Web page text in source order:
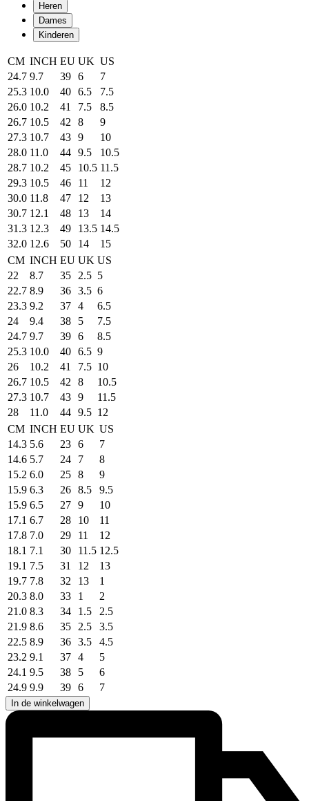
Heren
Dames
Kinderen
CM INCH EU UK US
24.7 9.7 39 6
7
25.3 10.0 40 6.5
7.5
26.0 10.2 41 7.5
8.5
26.7 10.5 42 8
9
27.3 10.7 43 9
10
28.0 11.0 44 9.5
10.5
28.7 10.2 45 10.5 11.5
29.3 10.5 46 11
12
30.0 11.8 47 12
13
30.7 12.1 48 13
14
31.3 12.3 49 13.5 14.5
32.0 12.6 50 14
15
CM INCH EU UK US
22
8.7 35 2.5 5
22.7 8.9 36 3.5 6
23.3 9.2 37 4
6.5
24
9.4 38 5
7.5
24.7 9.7 39 6
8.5
25.3 10.0 40 6.5 9
26
10.2 41 7.5 10
26.7 10.5 42 8
10.5
27.3 10.7 43 9
11.5
28
11.0 44 9.5 12
CM INCH EU UK US
14.3 5.6 23 6
7
14.6 5.7 24 7
8
15.2 6.0 25 8
9
15.9 6.3 26 8.5
9.5
15.9 6.5 27 9
10
17.1 6.7 28 10
11
17.8 7.0 29 11
12
18.1 7.1 30 11.5 12.5
19.1 7.5 31 12
13
19.7 7.8 32 13
1
20.3 8.0 33 1
2
21.0 8.3 34 1.5
2.5
21.9 8.6 35 2.5
3.5
22.5 8.9 36 3.5
4.5
23.2 9.1 37 4
5
24.1 9.5 38 5
6
24.9 9.9 39 6 7
In de winkelwagen